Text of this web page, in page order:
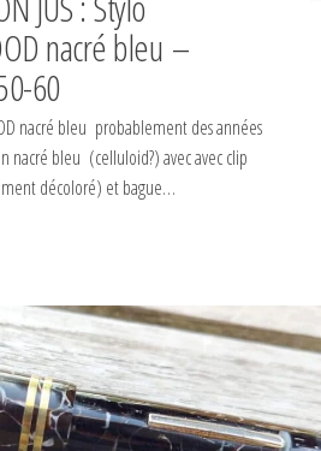
nacré bleu –
60
nacré bleu probablement des années
nacré bleu (celluloid?) avec avec clip
décoloré) et bague…